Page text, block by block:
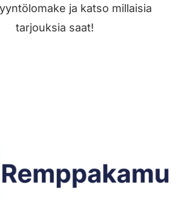
ja katso millaisia
tarjouksia saat!